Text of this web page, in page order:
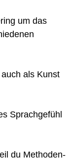
um das
als Kunst
Sprachgefühl
du Methoden-